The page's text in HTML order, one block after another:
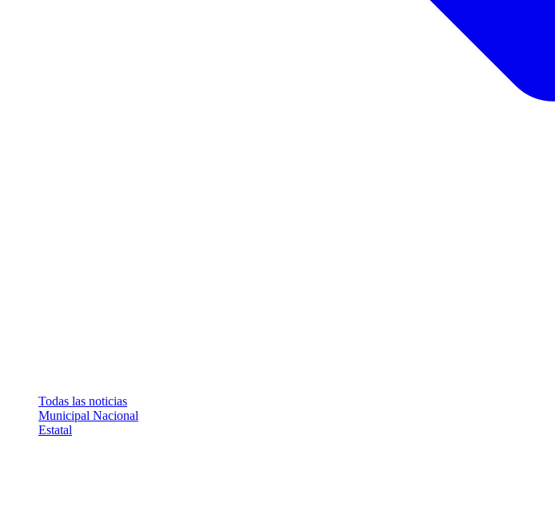
Todas las noticias
Municipal Nacional
Estatal